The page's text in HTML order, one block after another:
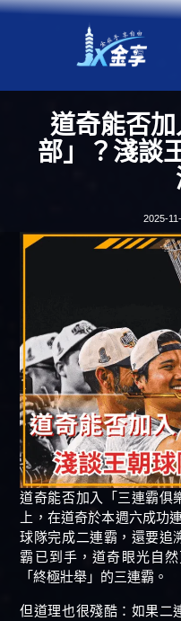
道奇能否
部」？淺談
2025-
道奇能否加入「三連霸俱
上，在道奇於本週六成功
球隊完成二連霸，還要追
霸已到手，道奇眼光自
「終極壯舉」的三連霸。
但道理也很殘酷：如果二